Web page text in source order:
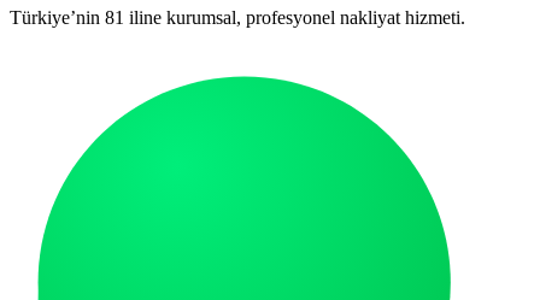
Türkiye’nin 81 iline kurumsal, profesyonel nakliyat hizmeti.